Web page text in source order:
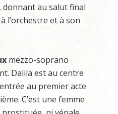
donnant au salut final
l’orchestre et à son
mezzo-soprano
Dalila est au centre
au premier acte
C’est une femme